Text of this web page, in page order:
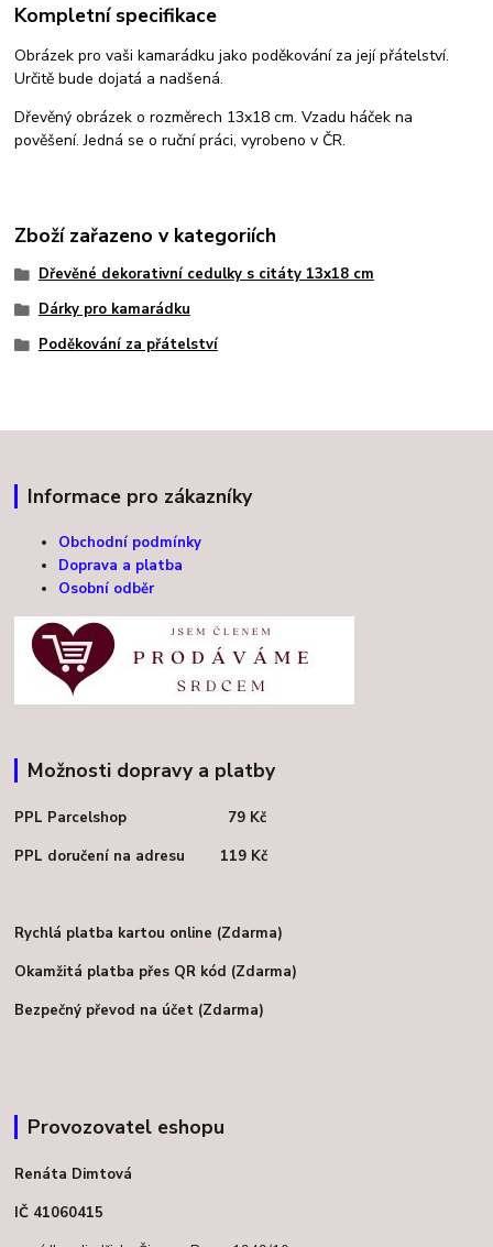
Kompletní specifikace
Obrázek pro vaši kamarádku jako poděkování za její přátelství.
Určitě bude dojatá a nadšená.
Dřevěný obrázek o rozměrech 13x18 cm. Vzadu háček na
pověšení. Jedná se o ruční práci, vyrobeno v ČR.
Zboží zařazeno v kategoriích
Dřevěné dekorativní cedulky s citáty 13x18 cm
Dárky pro kamarádku
Poděkování za přátelství
Informace pro zákazníky
Obchodní podmínky
Doprava a platba
Osobní odběr
Možnosti dopravy a platby
PPL Parcelshop 79 Kč
PPL doručení na adresu 119 Kč
Rychlá platba kartou online (Zdarma)
Okamžitá platba přes QR kód (Zdarma)
Bezpečný převod na účet (Zdarma)
Provozovatel eshopu
Renáta Dimtová
IČ 41060415